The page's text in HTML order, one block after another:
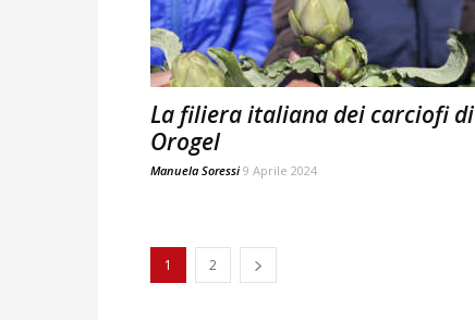
La filiera italiana dei carciofi di
Orogel
Manuela Soressi 9 Aprile 2024
1 2